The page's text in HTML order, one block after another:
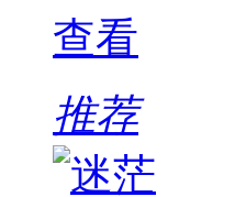
查看
推荐